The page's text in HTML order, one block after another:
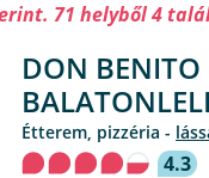
71 helyből 4
DON BENITO
étterem, pizzéria -
4.3